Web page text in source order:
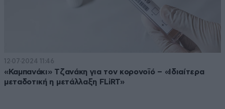
12·07·2024 11:46
«Καμπανάκι» Τζανάκη για τον κορονοϊό – «Ιδιαίτερα
μεταδοτική η μετάλλαξη FLiRT»